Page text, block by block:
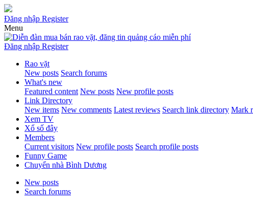
Đăng nhập Register
Menu
Đăng nhập Register
Rao vặt
New posts Search forums
What's new
Featured content New posts New profile posts
Link Directory
New items New comments Latest reviews Search link directory Mark
Xem TV
Xổ số đây
Members
Current visitors New profile posts Search profile posts
Funny Game
Chuyển nhà Bình Dương
New posts
Search forums